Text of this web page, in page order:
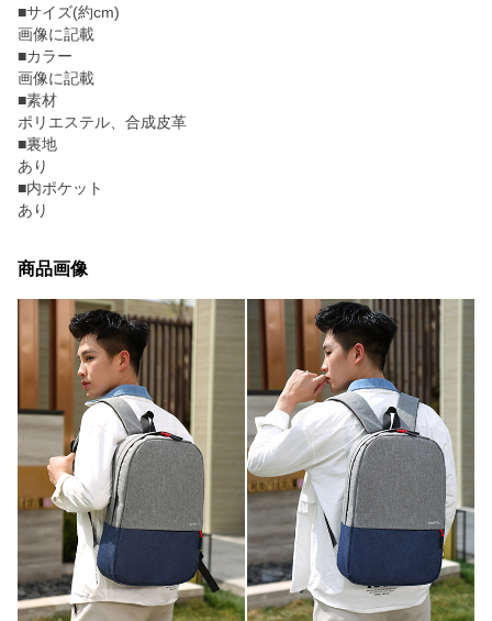
■サイズ(約cm)
画像に記載
■カラー
画像に記載
■素材
ポリエステル、合成皮革
■裏地
あり
■内ポケット
あり
商品画像